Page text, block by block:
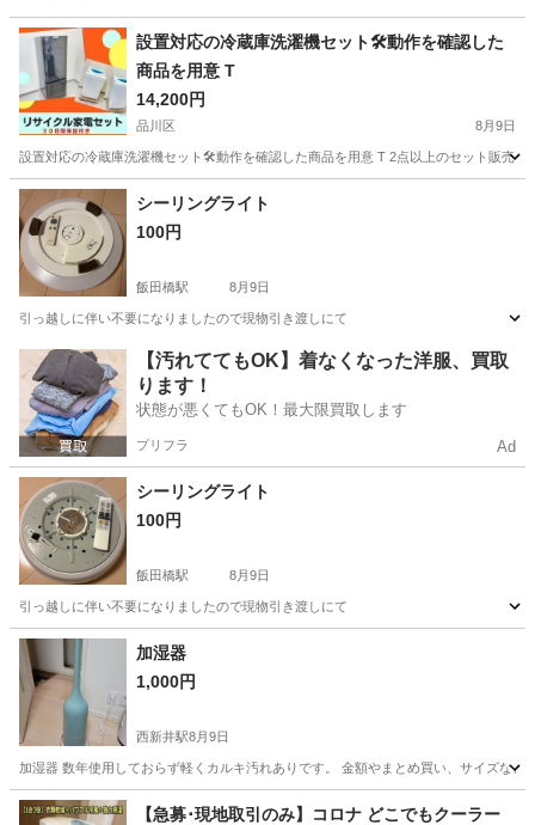
設置対応の冷蔵庫洗濯機セット🛠️動作を確認した
商品を用意 T
14,200円
品川区 8月9日
設置対応の冷蔵庫洗濯機セット🛠️動作を確認した商品を用意 T 2点以上のセット販売
東京 品川区 生活家電 YRZ
シーリングライト
100円
飯田橋駅 8月9日
引っ越しに伴い不要になりましたので現物引き渡しにて
東京 新宿区 飯田橋駅 家電 シーリングライト
【汚れててもOK】着なくなった洋服、買取
ります！
状態が悪くてもOK！最大限買取します
プリフラ Ad
シーリングライト
100円
飯田橋駅 8月9日
引っ越しに伴い不要になりましたので現物引き渡しにて
東京 新宿区 飯田橋駅
加湿器
1,000円
西新井駅8月9日
加湿器 数年使用しておらず軽くカルキ汚れありです。 金額やまとめ買い、サイズな
東京 足立区 西新井駅 季節、空調家電
【急募･現地取引のみ】コロナ どこでもクーラー